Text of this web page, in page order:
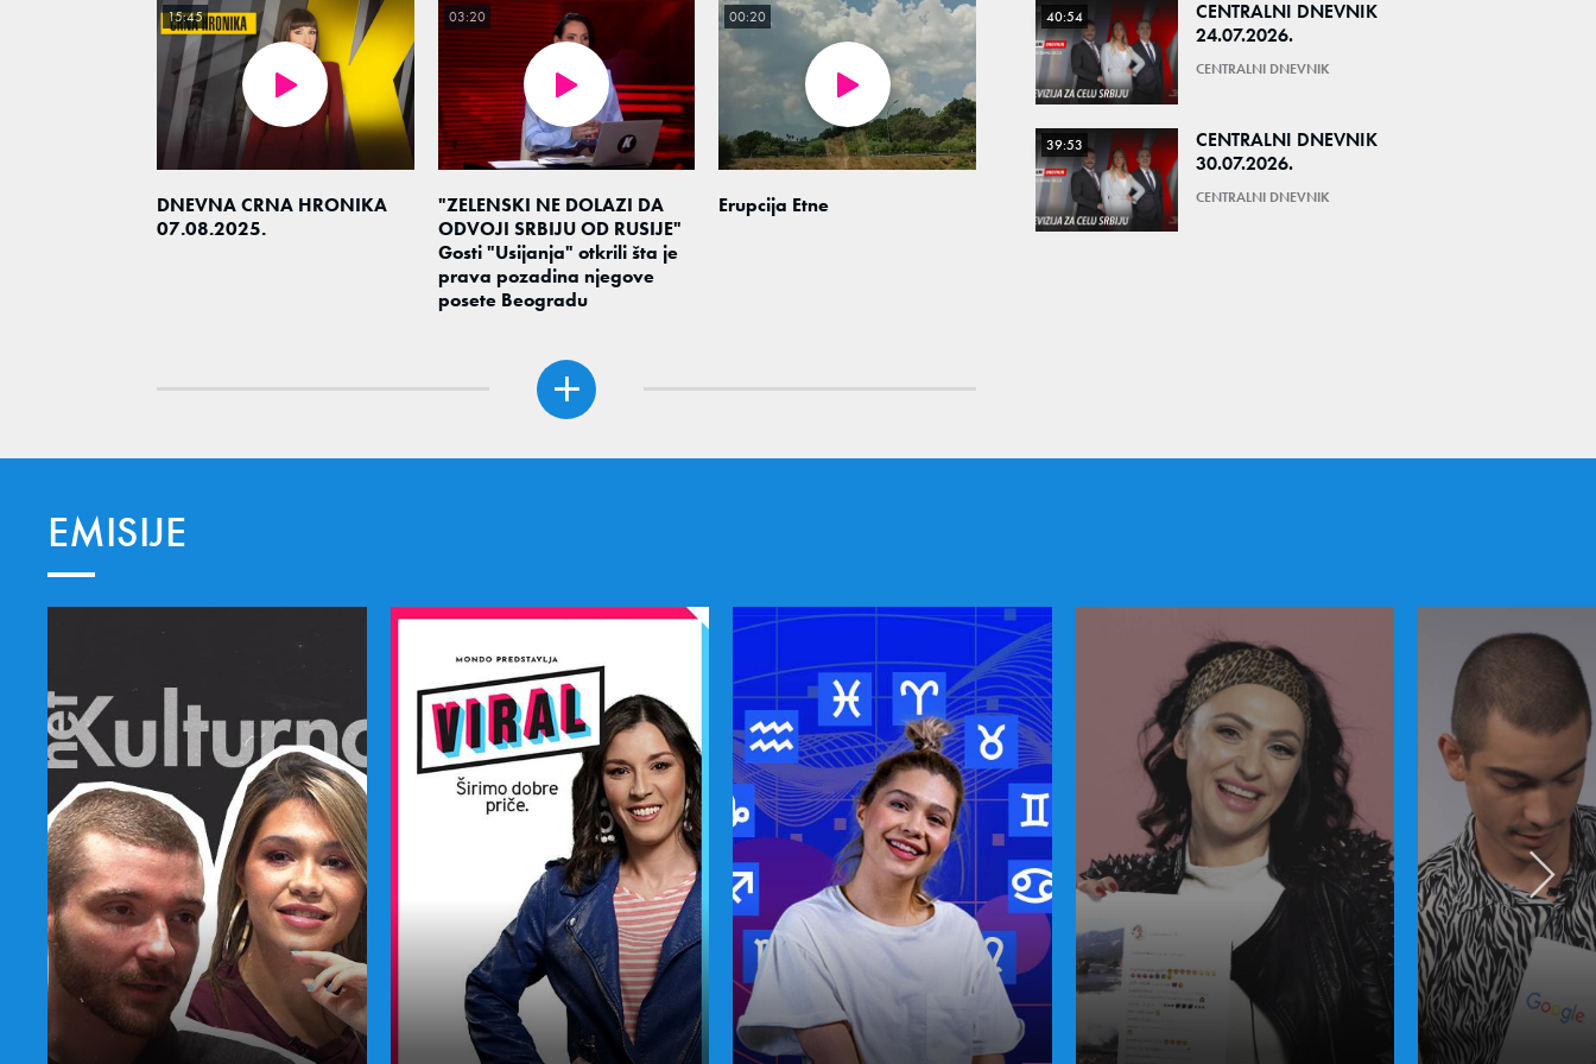
DNEVNA CRNA HRONIKA
07.08.2025.
15:45
"ZELENSKI NE DOLAZI DA
ODVOJI SRBIJU OD RUSIJE"
Gosti "Usijanja" otkrili šta je
prava pozadina njegove
posete Beogradu
03:20
Erupcija Etne
00:20 40:54
CENTRALNI DNEVNIK
24.07.2026.
CENTRALNI DNEVNIK
39:53
CENTRALNI DNEVNIK
30.07.2026.
CENTRALNI DNEVNIK
EMISIJE